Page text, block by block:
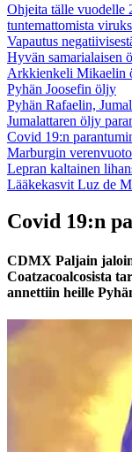
Ohjeita tälle vuodelle
tuntemattomista
Vapautus
Hyvän samarialaisen
Arkkienkeli Mikaelin
Pyhän Joosefin öljy
Pyhän Rafaelin,
Jumalattaren öljy
Covid 19:n
Marburgin
Lepran kaltainen
Lääkekasvit Luz de
Covid 19:n
CDMX Paljain
Coatzacoalcosista
annettiin heille